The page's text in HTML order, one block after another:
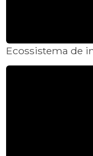
Ecossistema de